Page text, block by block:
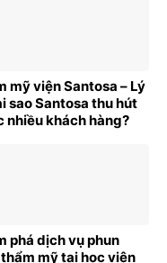
mỹ viện Santosa – Lý
sao Santosa thu hút
nhiều khách hàng?
phá dịch vụ phun
mỹ tại học viện